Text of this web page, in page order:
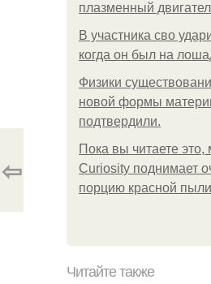
плазменный
В участника сво
когда он был на
Физики
новой формы
подтвердили.
Пока вы читаете это,
Curiosity поднимает
порцию красной
⇦
Читайте также